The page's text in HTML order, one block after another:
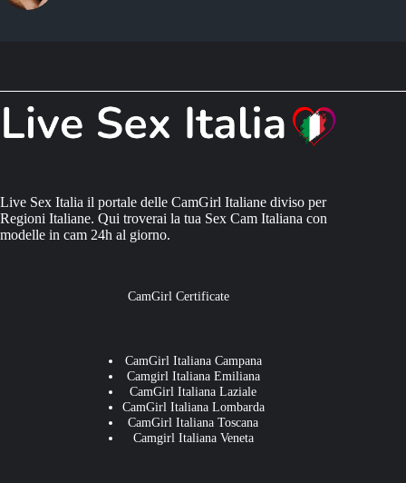
Live Sex Italia il portale delle CamGirl Italiane diviso per
Regioni Italiane. Qui troverai la tua Sex Cam Italiana con
modelle in cam 24h al giorno.
CamGirl Certificate
CamGirl Italiana Campana
Camgirl Italiana Emiliana
CamGirl Italiana Laziale
CamGirl Italiana Lombarda
CamGirl Italiana Toscana
Camgirl Italiana Veneta